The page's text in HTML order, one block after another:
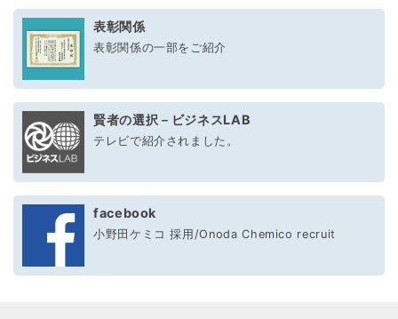
表彰関係
表彰関係の一部をご紹介
賢者の選択－ビジネスLAB
テレビで紹介されました。
facebook
小野田ケミコ 採用/Onoda Chemico recruit